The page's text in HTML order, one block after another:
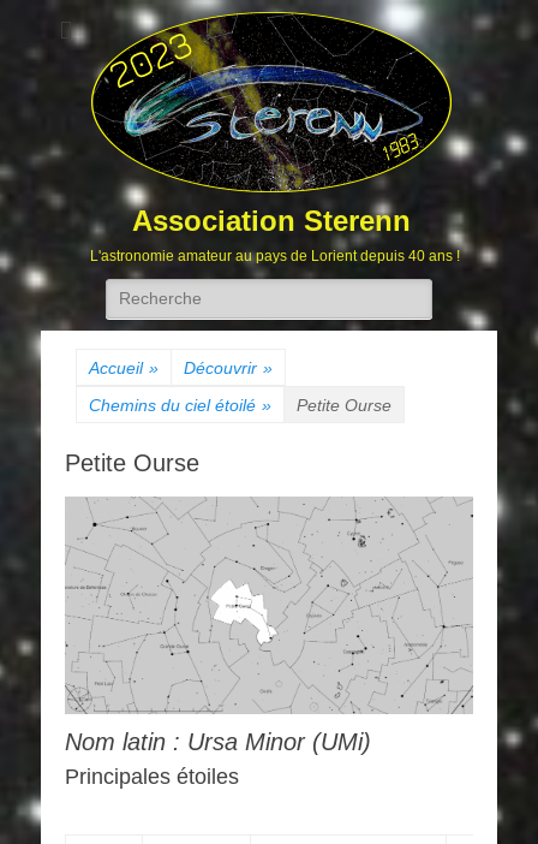
Association Sterenn
L'astronomie amateur au pays de Lorient depuis 40 ans !
Rechercher :
Accueil » Découvrir »
Chemins du ciel étoilé » Petite Ourse
Petite Ourse
Nom latin : Ursa Minor (UMi)
Principales étoiles